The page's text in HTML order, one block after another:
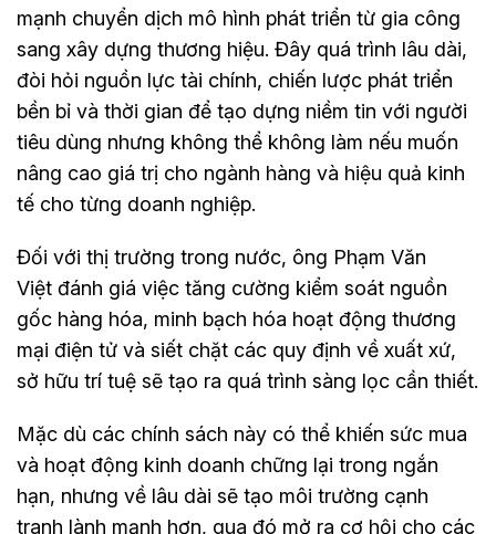
mạnh chuyển dịch mô hình phát triển từ gia công
sang xây dựng thương hiệu. Đây quá trình lâu dài,
đòi hỏi nguồn lực tài chính, chiến lược phát triển
bền bỉ và thời gian để tạo dựng niềm tin với người
tiêu dùng nhưng không thể không làm nếu muốn
nâng cao giá trị cho ngành hàng và hiệu quả kinh
tế cho từng doanh nghiệp.
Đối với thị trường trong nước, ông Phạm Văn
Việt đánh giá việc tăng cường kiểm soát nguồn
gốc hàng hóa, minh bạch hóa hoạt động thương
mại điện tử và siết chặt các quy định về xuất xứ,
sở hữu trí tuệ sẽ tạo ra quá trình sàng lọc cần thiết.
Mặc dù các chính sách này có thể khiến sức mua
và hoạt động kinh doanh chững lại trong ngắn
hạn, nhưng về lâu dài sẽ tạo môi trường cạnh
tranh lành mạnh hơn, qua đó mở ra cơ hội cho các